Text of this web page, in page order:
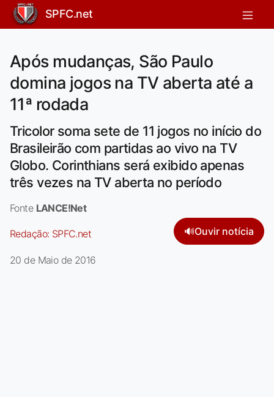
SPFC.net
Após mudanças, São Paulo
domina jogos na TV aberta até a
11ª rodada
Tricolor soma sete de 11 jogos no início do
Brasileirão com partidas ao vivo na TV
Globo. Corinthians será exibido apenas
três vezes na TV aberta no período
Fonte LANCE!Net
Redação: SPFC.net 🔊Ouvir notícia
20 de Maio de 2016